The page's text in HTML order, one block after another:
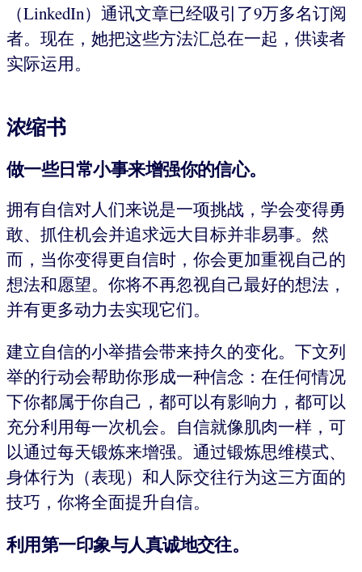
（LinkedIn）通讯文章已经吸引了9万多名订阅
者。现在，她把这些方法汇总在一起，供读者
实际运用。
浓缩书
做一些日常小事来增强你的信心。
拥有自信对人们来说是一项挑战，学会变得勇
敢、抓住机会并追求远大目标并非易事。然
而，当你变得更自信时，你会更加重视自己的
想法和愿望。你将不再忽视自己最好的想法，
并有更多动力去实现它们。
建立自信的小举措会带来持久的变化。下文列
举的行动会帮助你形成一种信念：在任何情况
下你都属于你自己，都可以有影响力，都可以
充分利用每一次机会。自信就像肌肉一样，可
以通过每天锻炼来增强。通过锻炼思维模式、
身体行为（表现）和人际交往行为这三方面的
技巧，你将全面提升自信。
利用第一印象与人真诚地交往。